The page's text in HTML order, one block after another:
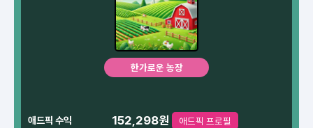
한가로운 농장
애드픽 수익 152,298원 애드픽 프로필